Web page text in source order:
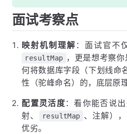
面试考察点
映射机制理解 ：面试官不
resultMap ，更是想考察
何将数据库字段（下划线命
性（驼峰命名）的，底层原
配置灵活度 ：看你能否说
射、
resultMap 、注解）
优劣。